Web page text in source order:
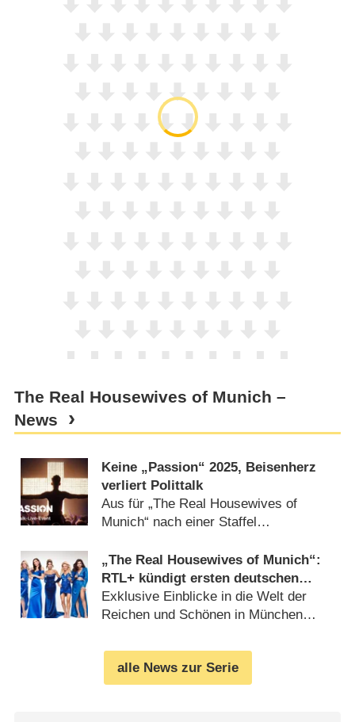
The Real Housewives of Munich –
News
Keine „Passion“ 2025, Beisenherz
verliert Polittalk
Aus für „The Real Housewives of
Munich“ nach einer Staffel
„The Real Housewives of Munich“:
RTL+ kündigt ersten deutschen
Ableger an
Exklusive Einblicke in die Welt der
Reichen und Schönen in München
alle News zur Serie